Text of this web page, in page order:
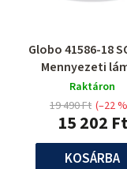
Globo 41586-18
Mennyezeti
Raktáron
15 202 Ft
19 490 Ft (–22
KOSÁRBA